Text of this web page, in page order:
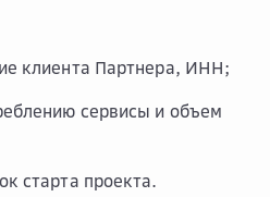
клиента Партнера, ИНН;
сервисы и объем
старта проекта.